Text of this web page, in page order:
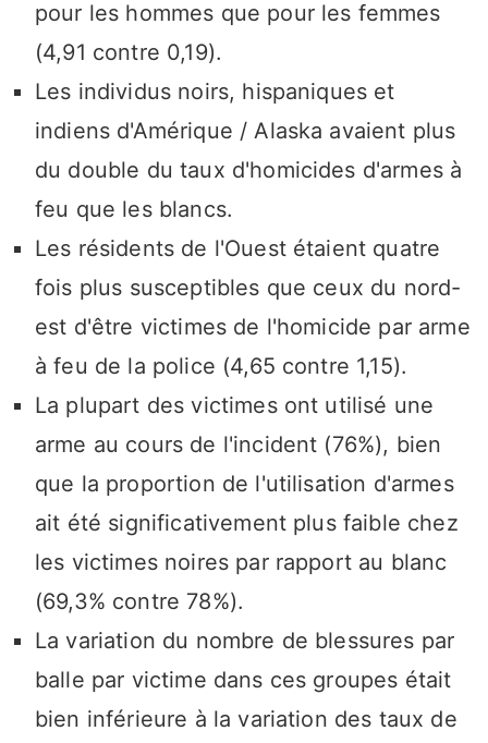
pour les hommes que pour les femmes
(4,91 contre 0,19).
Les individus noirs, hispaniques et
indiens d'Amérique / Alaska avaient plus
du double du taux d'homicides d'armes à
feu que les blancs.
Les résidents de l'Ouest étaient quatre
fois plus susceptibles que ceux du nord-
est d'être victimes de l'homicide par arme
à feu de la police (4,65 contre 1,15).
La plupart des victimes ont utilisé une
arme au cours de l'incident (76%), bien
que la proportion de l'utilisation d'armes
ait été significativement plus faible chez
les victimes noires par rapport au blanc
(69,3% contre 78%).
La variation du nombre de blessures par
balle par victime dans ces groupes était
bien inférieure à la variation des taux de